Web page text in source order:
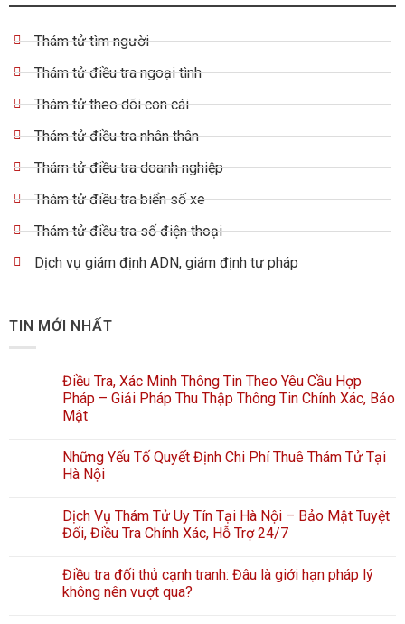
Thám tử tìm người
Thám tử điều tra ngoại tình
Thám tử theo dõi con cái
Thám tử điều tra nhân thân
Thám tử điều tra doanh nghiệp
Thám tử điều tra biển số xe
Thám tử điều tra số điện thoại
Dịch vụ giám định ADN, giám định tư pháp
TIN MỚI NHẤT
Điều Tra, Xác Minh Thông Tin Theo Yêu Cầu Hợp
Pháp – Giải Pháp Thu Thập Thông Tin Chính Xác, Bảo
Mật
Những Yếu Tố Quyết Định Chi Phí Thuê Thám Tử Tại
Hà Nội
Dịch Vụ Thám Tử Uy Tín Tại Hà Nội – Bảo Mật Tuyệt
Đối, Điều Tra Chính Xác, Hỗ Trợ 24/7
Điều tra đối thủ cạnh tranh: Đâu là giới hạn pháp lý
không nên vượt qua?